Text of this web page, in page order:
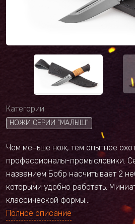
Категории:
НОЖИ СЕРИИ "МАЛЫШ"
Чем меньше нож, тем опытнее
профессионалы-промысловики.
названием Бобр насчитывает 2
которыми удобно работать.
классической формы...
Полное описание